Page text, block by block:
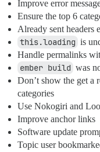
Improve error
Ensure the top 6
Already sent headers
this.loading is
Handle permalinks
ember build was
Don’t show the get a
categories
Use Nokogiri and
Improve anchor links
Software update
Topic user